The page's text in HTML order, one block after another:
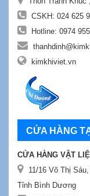
CSKH: 024 625
Hotline: 0974
kimkhiviet.vn
CỬA HÀNG
CỬA HÀNG VẬT
11/16 Võ Thị
Tỉnh Bình Dương